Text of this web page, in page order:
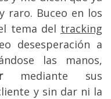
raro. Buceo en los
tema del tracking
desesperación a
las manos,
mediante sus
y sin dar ni la